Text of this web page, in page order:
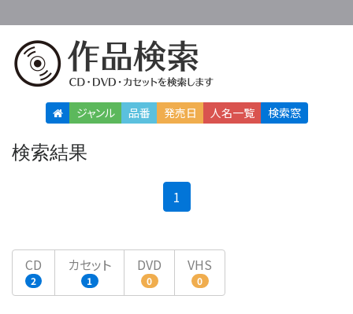
ジャンル 品番 発売日 人名一覧 検索窓
検索結果
1
CD
2
カセット
1
DVD
0
VHS
0